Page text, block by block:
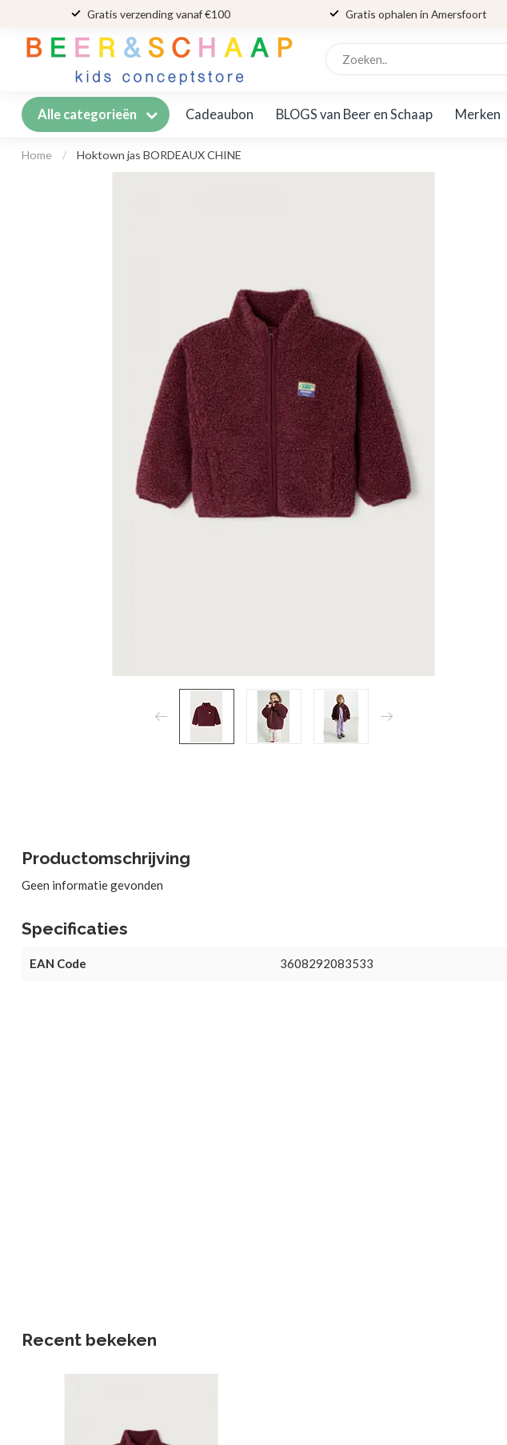
Gratis verzending vanaf €100 Gratis ophalen in Amersfoort
Alle categorieën Cadeaubon BLOGS van Beer en Schaap Merken
Home / Hoktown jas BORDEAUX CHINE
Productomschrijving
Geen informatie gevonden
Specificaties
EAN Code 3608292083533
Recent bekeken